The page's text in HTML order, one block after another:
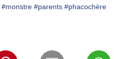
#monstre #parents #phacochère